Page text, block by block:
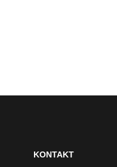
KONTAKT